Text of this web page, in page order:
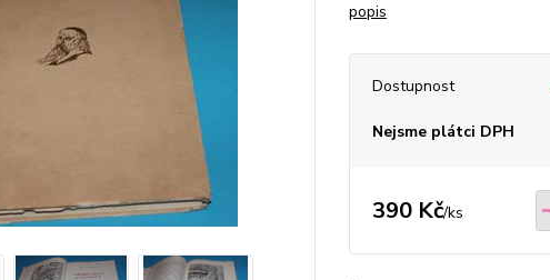
popis
Dostupnost
Nejsme plátci DPH
390 Kč/ks